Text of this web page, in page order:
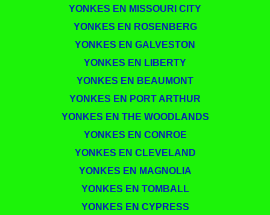
YONKES EN MISSOURI CITY
YONKES EN ROSENBERG
YONKES EN GALVESTON
YONKES EN LIBERTY
YONKES EN BEAUMONT
YONKES EN PORT ARTHUR
YONKES EN THE WOODLANDS
YONKES EN CONROE
YONKES EN CLEVELAND
YONKES EN MAGNOLIA
YONKES EN TOMBALL
YONKES EN CYPRESS